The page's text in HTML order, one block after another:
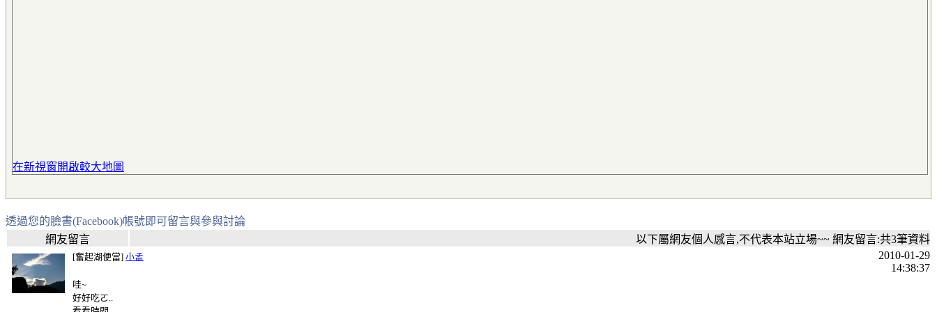
在新視窗開啟較大地圖
透過您的臉書(Facebook)帳號即可留言與參與討論
網友留言
以下屬網友個人感言,不代表本站立場~~ 網友留言:共3筆資料
[奮起湖便當] 小孟
2010-01-29
14:38:37
哇~
好好吃ㄛ..